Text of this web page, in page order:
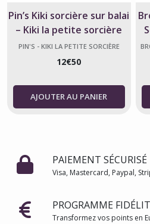
Pin’s Kiki sorcière sur balai
– Kiki la petite sorcière
Ghibli
PIN'S - KIKI LA PETITE SORCIÈRE
12€50
AJOUTER AU PANIER
PAIEMENT SÉCURISÉ
Visa, Mastercard, Paypal,
PROGRAMME
Transformez vos points en